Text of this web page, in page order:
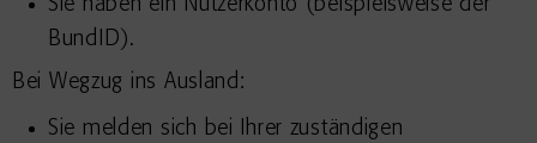
Sie haben ein Nutzerkonto (beispielsweise der
BundID).
Bei Wegzug ins Ausland:
Sie melden sich bei Ihrer zuständigen